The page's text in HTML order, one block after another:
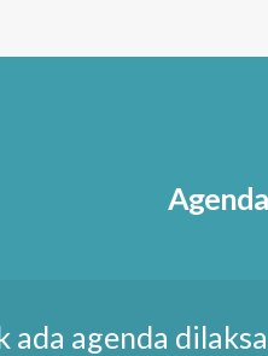
ada agenda